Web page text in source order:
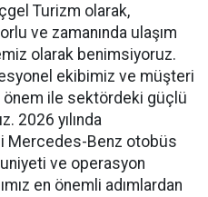
Turizm olarak,
ve zamanında ulaşım
olarak benimsiyoruz.
ekibimiz ve müşteri
ile sektördeki güçlü
2026 yılında
Mercedes-Benz otobüs
ve operasyon
en önemli adımlardan